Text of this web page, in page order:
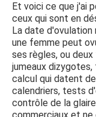
Et voici ce que j'ai
ceux qui sont en
La date
une femme peut
ses règles, ou
jumeaux
calcul qui datent
calendriers, tests
contrôle de la